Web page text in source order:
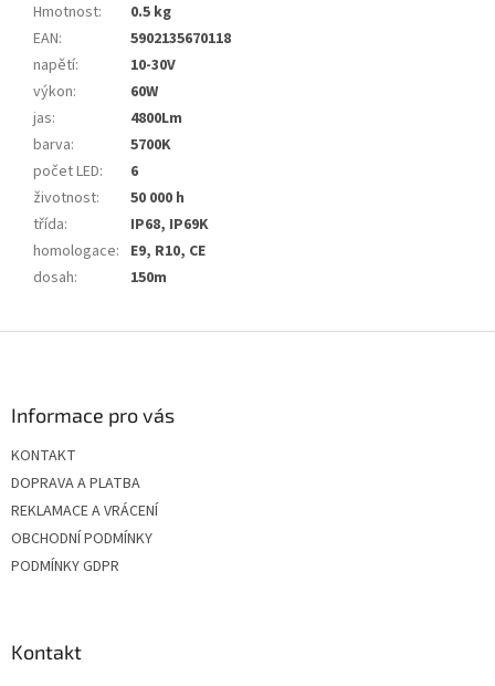
Hmotnost:
0.5 kg
EAN:
5902135670118
napětí:
10-30V
výkon:
60W
jas:
4800Lm
barva:
5700K
počet LED:
6
životnost:
50 000 h
třída:
IP68, IP69K
homologace: E9, R10, CE
dosah: 150m
Informace pro vás
KONTAKT
DOPRAVA A PLATBA
REKLAMACE A VRÁCENÍ
OBCHODNÍ PODMÍNKY
PODMÍNKY GDPR
Kontakt